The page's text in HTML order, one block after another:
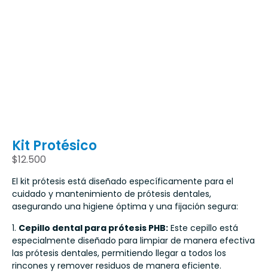
Kit Protésico
$12.500
El kit prótesis está diseñado específicamente para el
cuidado y mantenimiento de prótesis dentales,
asegurando una higiene óptima y una fijación segura:
1. Cepillo dental para prótesis PHB: Este cepillo está
especialmente diseñado para limpiar de manera efectiva
las prótesis dentales, permitiendo llegar a todos los
rincones y remover residuos de manera eficiente.